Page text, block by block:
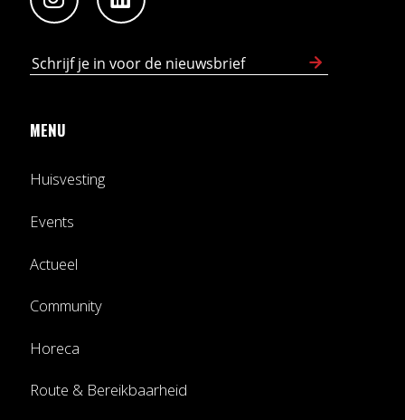
MENU
Huisvesting
Events
Actueel
Community
Horeca
Route & Bereikbaarheid